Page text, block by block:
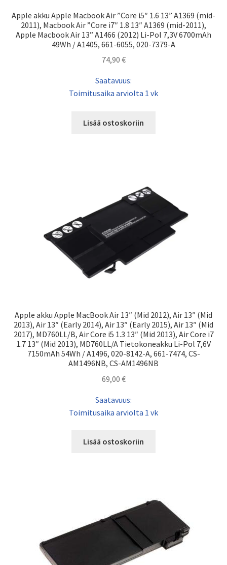
Apple akku Apple Macbook Air ”Core i5″ 1.6 13” A1369 (mid-
2011), Macbook Air ”Core i7″ 1.8 13″ A1369 (mid-2011),
Apple Macbook Air 13” A1466 (2012) Li-Pol 7,3V 6700mAh
49Wh / A1405, 661-6055, 020-7379-A
74,90 €
Saatavuus:
Toimitusaika arviolta 1 vk
Lisää ostoskoriin
Apple akku Apple MacBook Air 13″ (Mid 2012), Air 13″ (Mid
2013), Air 13″ (Early 2014), Air 13″ (Early 2015), Air 13″ (Mid
2017), MD760LL/B, Air Core i5 1.3 13″ (Mid 2013), Air Core i7
1.7 13″ (Mid 2013), MD760LL/A Tietokoneakku Li-Pol 7,6V
7150mAh 54Wh / A1496, 020-8142-A, 661-7474, CS-
AM1496NB, CS-AM1496NB
69,00 €
Saatavuus:
Toimitusaika arviolta 1 vk
Lisää ostoskoriin